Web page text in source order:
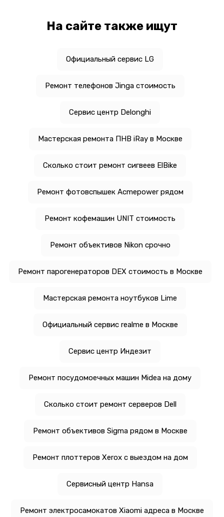
На сайте также ищут
Официальный сервис LG
Ремонт телефонов Jinga стоимость
Сервис центр Delonghi
Мастерская ремонта ПНВ iRay в Москве
Сколько стоит ремонт сигвеев ElBike
Ремонт фотовспышек Acmepower рядом
Ремонт кофемашин UNIT стоимость
Ремонт объективов Nikon срочно
Ремонт парогенераторов DEX стоимость в Москве
Мастерская ремонта ноутбуков Lime
Официальный сервис realme в Москве
Сервис центр Индезит
Ремонт посудомоечных машин Midea на дому
Сколько стоит ремонт серверов Dell
Ремонт объективов Sigma рядом в Москве
Ремонт плоттеров Xerox с выездом на дом
Сервисный центр Hansa
Ремонт электросамокатов Xiaomi адреса в Москве